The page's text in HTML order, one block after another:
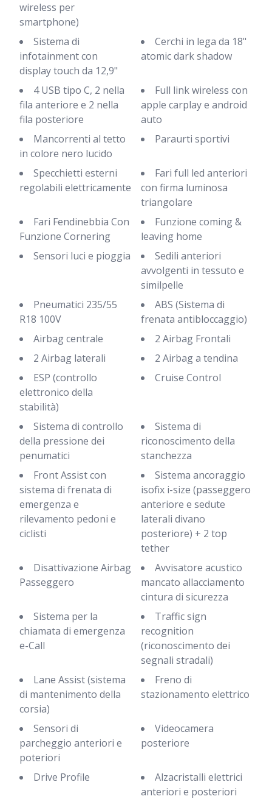
wireless per
smartphone)
Sistema di
infotainment con
display touch da 12,9"
Cerchi in lega da 18"
atomic dark shadow
4 USB tipo C, 2 nella
fila anteriore e 2 nella
fila posteriore
Full link wireless con
apple carplay e android
auto
Mancorrenti al tetto
in colore nero lucido
Paraurti sportivi
Specchietti esterni
regolabili elettricamente
Fari full led anteriori
con firma luminosa
triangolare
Fari Fendinebbia Con
Funzione Cornering
Funzione coming &
leaving home
Sensori luci e pioggia
Sedili anteriori
avvolgenti in tessuto e
similpelle
Pneumatici 235/55
R18 100V
ABS (Sistema di
frenata antibloccaggio)
Airbag centrale
2 Airbag Frontali
2 Airbag laterali
2 Airbag a tendina
ESP (controllo
elettronico della
stabilità)
Cruise Control
Sistema di controllo
della pressione dei
penumatici
Sistema di
riconoscimento della
stanchezza
Front Assist con
sistema di frenata di
emergenza e
rilevamento pedoni e
ciclisti
Sistema ancoraggio
isofix i-size (passeggero
anteriore e sedute
laterali divano
posteriore) + 2 top
tether
Disattivazione Airbag
Passeggero
Avvisatore acustico
mancato allacciamento
cintura di sicurezza
Sistema per la
chiamata di emergenza
e-Call
Traffic sign
recognition
(riconoscimento dei
segnali stradali)
Lane Assist (sistema
di mantenimento della
corsia)
Freno di
stazionamento elettrico
Sensori di
parcheggio anteriori e
poteriori
Videocamera
posteriore
Drive Profile
Alzacristalli elettrici
anteriori e posteriori